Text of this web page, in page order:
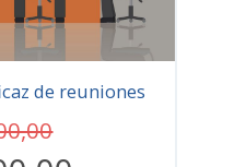
de reuniones